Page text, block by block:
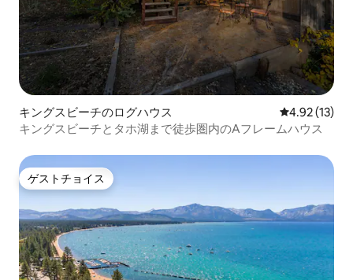
キングスビーチのログハウス レビュー13
4.92 (13)
キングスビーチとタホ湖まで徒歩圏内のAフレームハウス
ゲストチョイス
ゲストチョイス